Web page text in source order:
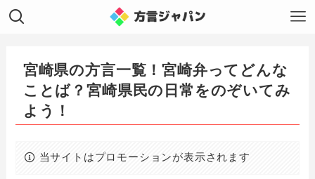
宮崎県の方言一覧！宮崎弁ってどんな
ことば？宮崎県民の日常をのぞいてみ
よう！
当サイトはプロモーションが表示されます